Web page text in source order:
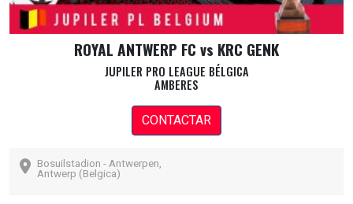
ROYAL ANTWERP FC vs KRC GENK
JUPILER PRO LEAGUE BÉLGICA
AMBERES
CONTACTAR
Bosuilstadion - Antwerpen,
Antwerp (Belgica)